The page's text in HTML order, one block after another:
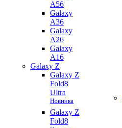
A56
Galaxy
A36
Galaxy
A26
Galaxy
A16
Galaxy Z
Galaxy Z
Fold8
Ultra
Новинка
Galaxy Z
Fold8